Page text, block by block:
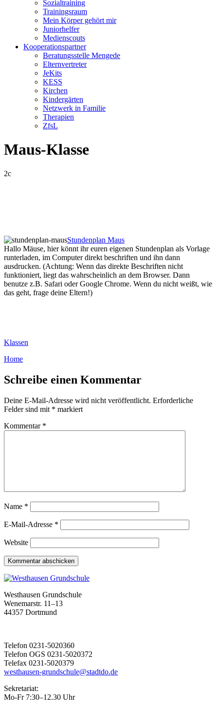
Sozialtraining
Trainingsraum
Mein Körper gehört mir
Juniorhelfer
Medienscouts
Kooperationspartner
Beratungsstelle Mengede
Elternvertreter
JeKits
KESS
Kirchen
Kindergärten
Netzwerk in Familie
Therapien
ZfsL
Maus-Klasse
2c
Stundenplan Maus
Hallo Mäuse, hier könnt ihr euren eigenen Stundenplan als Vorlage
runterladen, im Computer direkt beschriften und ihn dann
ausdrucken. (Achtung: Wenn das direkte Beschriften nicht
funktioniert, liegt das wahrscheinlich an dem Browser. Dann
benutze z.B. Safari oder Google Chrome. Wenn du nicht weißt, wie
das geht, frage deine Eltern!)
Klassen
Home
Schreibe einen Kommentar
Deine E-Mail-Adresse wird nicht veröffentlicht. Erforderliche
Felder sind mit * markiert
Kommentar *
Name *
E-Mail-Adresse *
Website
Westhausen Grundschule
Wenemarstr. 11–13
44357 Dortmund
Telefon 0231-5020360
Telefon OGS 0231-5020372
Telefax 0231-5020379
westhausen-grundschule@stadtdo.de
Sekretariat:
Mo-Fr 7:30–12.30 Uhr